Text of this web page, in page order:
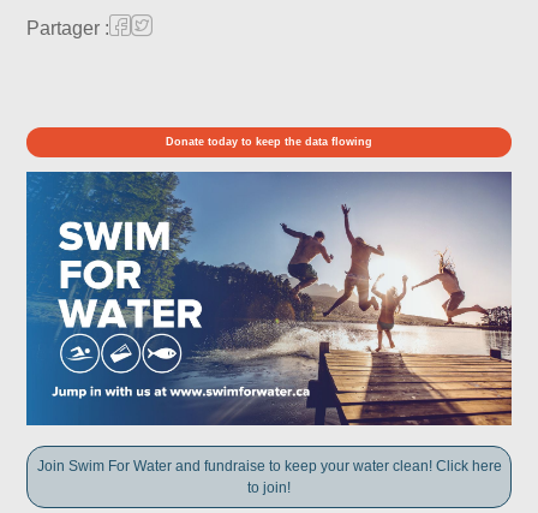
Partager :
Donate today to keep the data flowing
Join Swim For Water and fundraise to keep your water clean! Click here
to join!